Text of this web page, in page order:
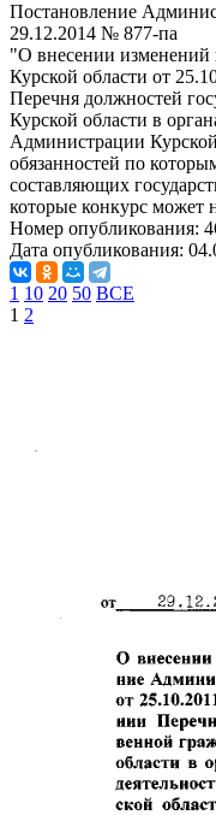
Постановление
29.12.2014 № 877-па
"О внесении изменений
Курской области от
Перечня должностей
Курской области в
Администрации
обязанностей по
составляющих
которые конкурс может
Номер опубликования:
Дата опубликования:
1 10 20 50 ВСЕ
1 2